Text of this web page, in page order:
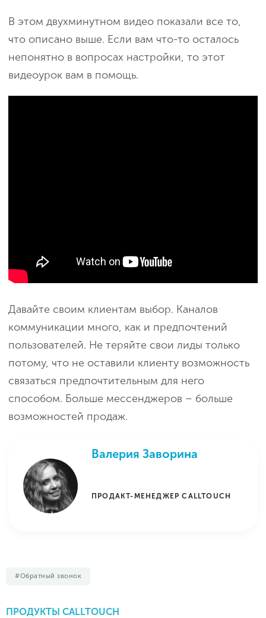
В этом двухминутном видео показали все то,
что описано выше. Если вам что-то осталось
непонятно в вопросах настройки, то этот
видеоурок вам в помощь.
Давайте своим клиентам выбор. Каналов
коммуникации много, как и предпочтений
пользователей. Не теряйте свои лиды только
потому, что не оставили клиенту возможность
связаться предпочтительным для него
способом. Больше мессенджеров – больше
возможностей продаж.
Валерия Заворина
ПРОДАКТ-МЕНЕДЖЕР CALLTOUCH
Обратный звонок
ПРОДУКТЫ CALLTOUCH